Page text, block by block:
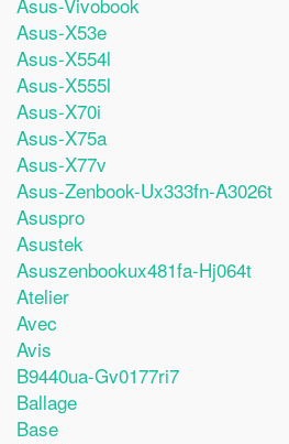
Asus-X53e
Asus-X554l
Asus-X555l
Asus-X70i
Asus-X75a
Asus-X77v
Asus-Zenbook-Ux333fn-A3026t
Asuspro
Asustek
Asuszenbookux481fa-Hj064t
Atelier
Avec
Avis
B9440ua-Gv0177ri7
Ballage
Base